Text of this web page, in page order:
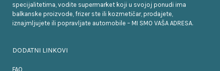
specijalitetima, vodite supermarket koji u svojoj ponudi ima
balkanske proizvode, frizer ste ili kozmetičar, prodajete,
iznajmljujete ili popravljate automobile – MI SMO VAŠA ADRESA.
DODATNI LINKOVI
FAQ